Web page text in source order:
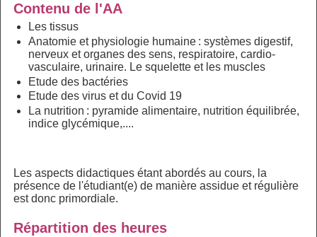
Contenu de l'AA
Les tissus
Anatomie et physiologie humaine : systèmes digestif,
nerveux et organes des sens, respiratoire, cardio-
vasculaire, urinaire. Le squelette et les muscles
Etude des bactéries
Etude des virus et du Covid 19
La nutrition : pyramide alimentaire, nutrition équilibrée,
indice glycémique,....
Les aspects didactiques étant abordés au cours, la
présence de l'étudiant(e) de manière assidue et régulière
est donc primordiale.
Répartition des heures